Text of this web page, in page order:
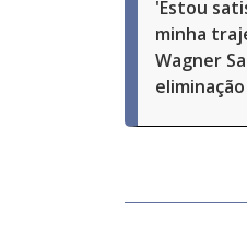
'Estou
minha
Wagner